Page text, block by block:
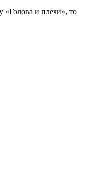
«Голова и плечи», то